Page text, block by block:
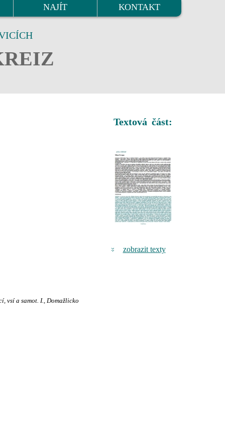
NAJÍT KONTAKT
vsí a samot. I., Domažlicko
Textová část:
zobrazit texty